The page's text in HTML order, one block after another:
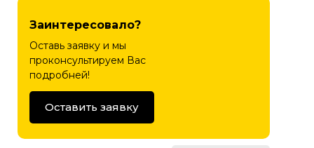
Оставить заявку
Оставь заявку и мы
проконсультируем Вас
подробней!
Заинтересовало?